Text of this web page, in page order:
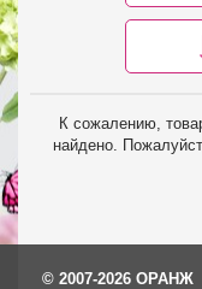
К сожалению,
найдено.
© 2007-2026 ОРАНЖ